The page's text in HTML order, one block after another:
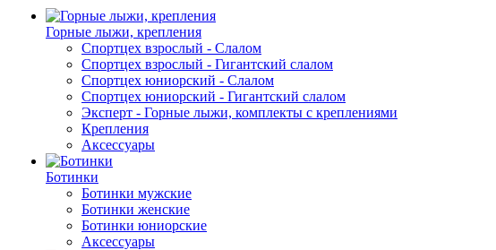
Горные лыжи, крепления
Спортцех взрослый - Слалом
Спортцех взрослый - Гигантский слалом
Спортцех юниорский - Слалом
Спортцех юниорский - Гигантский слалом
Эксперт - Горные лыжи, комплекты с креплениями
Крепления
Аксессуары
Ботинки
Ботинки мужские
Ботинки женские
Ботинки юниорские
Аксессуары